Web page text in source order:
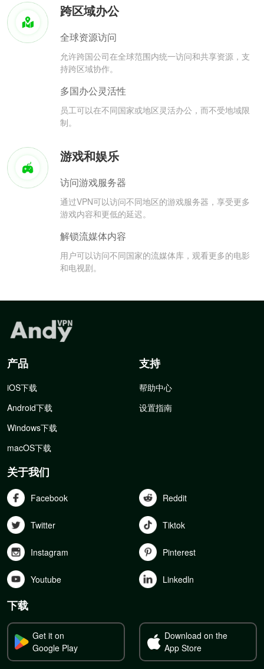
跨区域办公
全球资源访问
允许跨国公司在全球范围内统一访问和共享资源，支
持跨区域协作。
多国办公灵活性
员工可以在不同国家或地区灵活办公，而不受地域限
制。
游戏和娱乐
访问游戏服务器
通过VPN可以访问不同地区的游戏服务器，享受更多
游戏内容和更低的延迟。
解锁流媒体内容
用户可以访问不同国家的流媒体库，观看更多的电影
和电视剧。
产品
iOS下载
Android下载
Windows下载
macOS下载
支持
帮助中心
设置指南
关于我们
Facebook Reddit
Twitter Tiktok
Instagram Pinterest
Youtube Linkedln
下载
Get it on
Google Play
Download on the
App Store